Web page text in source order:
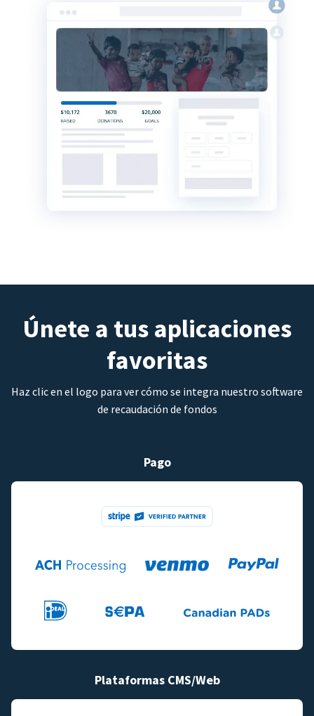
Únete a tus aplicaciones
favoritas
Haz clic en el logo para ver cómo se integra nuestro software
de recaudación de fondos
Pago
Plataformas CMS/Web